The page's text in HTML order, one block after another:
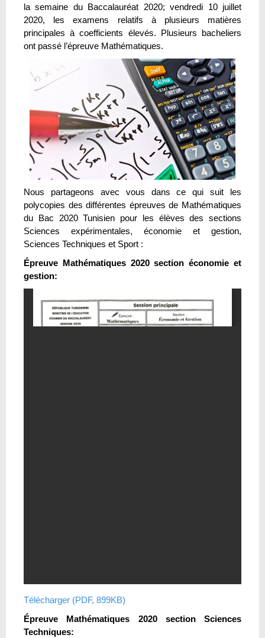
la semaine du Baccalauréat 2020; vendredi 10 juillet
2020, les examens relatifs à plusieurs matières
principales à coefficients élevés. Plusieurs bacheliers
ont passé l’épreuve Mathématiques.
Nous partageons avec vous dans ce qui suit les
polycopies des différentes épreuves de Mathématiques
du Bac 2020 Tunisien pour les élèves des sections
Sciences expérimentales, économie et gestion,
Sciences Techniques et Sport :
Épreuve Mathématiques 2020 section économie et
gestion:
Télécharger (PDF, 899KB)
Épreuve Mathématiques 2020 section Sciences
Techniques: